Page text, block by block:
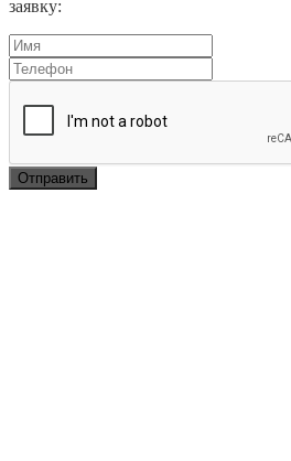
заявку: